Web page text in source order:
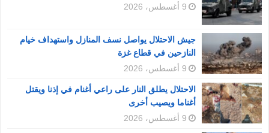
9 أغسطس، 2026
جيش الاحتلال يواصل نسف المنازل واستهداف خيام
النازحين في قطاع غزة
9 أغسطس، 2026
الاحتلال يطلق النار على راعي أغنام في إذنا ويقتل
أغناما ويصيب أخرى
9 أغسطس، 2026